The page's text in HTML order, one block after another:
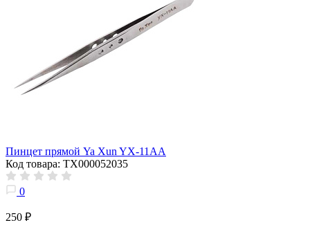
Пинцет прямой Ya Xun YX-11AA
Код товара: ТХ000052035
0
250 ₽